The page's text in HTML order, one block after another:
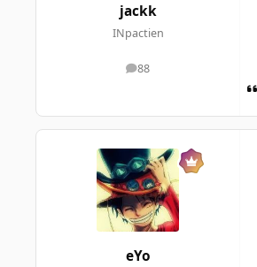
jackk
INpactien
88
messages
eYo